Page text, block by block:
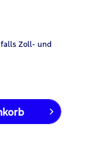
Zoll- und